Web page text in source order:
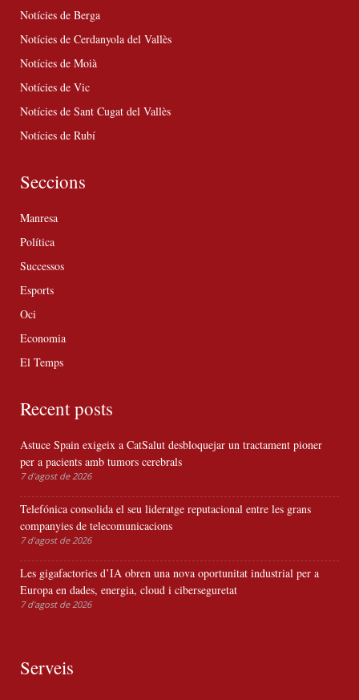
Notícies de Berga
Notícies de Cerdanyola del Vallès
Notícies de Moià
Notícies de Vic
Notícies de Sant Cugat del Vallès
Notícies de Rubí
Seccions
Manresa
Política
Successos
Esports
Oci
Economia
El Temps
Recent posts
Astuce Spain exigeix a CatSalut desbloquejar un tractament pioner
per a pacients amb tumors cerebrals
7 d'agost de 2026
Telefónica consolida el seu lideratge reputacional entre les grans
companyies de telecomunicacions
7 d'agost de 2026
Les gigafactories d’IA obren una nova oportunitat industrial per a
Europa en dades, energia, cloud i ciberseguretat
7 d'agost de 2026
Serveis